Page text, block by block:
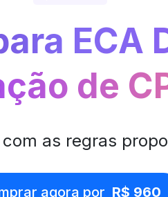
ECA
de
as regras
agora por R$ 960